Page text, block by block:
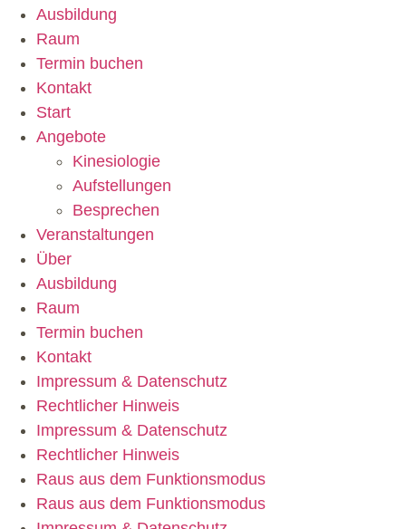
Ausbildung
Raum
Termin buchen
Kontakt
Start
Angebote
Kinesiologie
Aufstellungen
Besprechen
Veranstaltungen
Über
Ausbildung
Raum
Termin buchen
Kontakt
Impressum & Datenschutz
Rechtlicher Hinweis
Impressum & Datenschutz
Rechtlicher Hinweis
Raus aus dem Funktionsmodus
Raus aus dem Funktionsmodus